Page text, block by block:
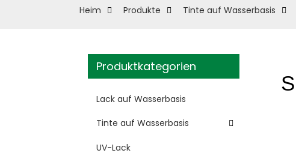
Heim Produkte Tinte auf Wasserbasis
Produktkategorien
Lack auf Wasserbasis
Tinte auf Wasserbasis
UV-Lack